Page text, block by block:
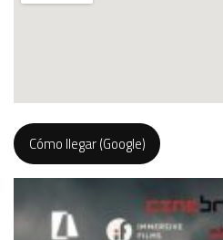
Cómo llegar (Google)